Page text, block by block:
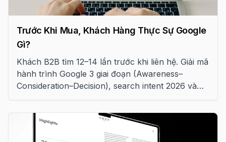
Trước Khi Mua, Khách Hàng Thực Sự Google
Gì?
Khách B2B tìm 12–14 lần trước khi liên hệ. Giải mã
hành trình Google 3 giai đoạn (Awareness–
Consideration–Decision), search intent 2026 và